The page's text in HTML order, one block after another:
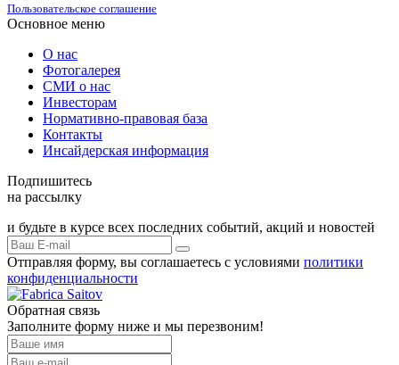
Пользовательское соглашение
Основное меню
О нас
Фотогалерея
СМИ о нас
Инвесторам
Нормативно-правовая база
Контакты
Инсайдерская информация
Подпишитесь
на рассылку
и будьте в курсе всех последних событий, акций и новостей
Отправляя форму, вы соглашаетесь с условиями политики
конфиденциальности
Обратная связь
Заполните форму ниже и мы перезвоним!